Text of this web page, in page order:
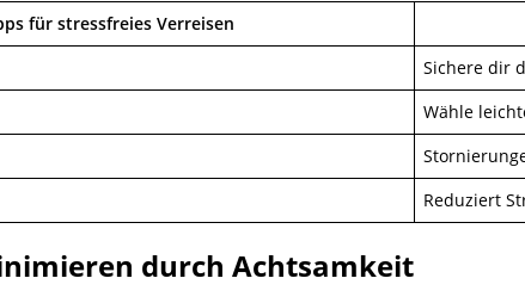
für stressfreies Verreisen
Sichere dir
Wähle
Reduziert
durch Achtsamkeit